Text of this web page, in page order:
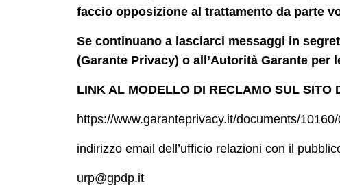
faccio opposizione al trattamento da parte
Se continuano a lasciarci messaggi in
(Garante Privacy) o all’Autorità Garante per
LINK AL MODELLO DI RECLAMO SUL SITO
https://www.garanteprivacy.it/documents/
indirizzo email dell’ufficio relazioni con il
urp@gpdp.it